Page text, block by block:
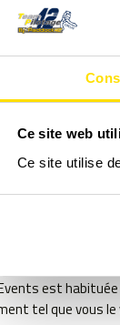
Ce site web
Ce site utilise
pour
notre offre de
est
tel que vous